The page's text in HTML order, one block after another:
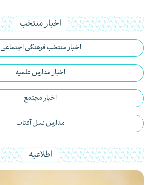
اخبار منتخب
اخبار منتخب فرهنگی اجتماعی
اخبار مدارس علمیه
اخبار مجتمع
مدارس نسل آفتاب
اطلاعیه